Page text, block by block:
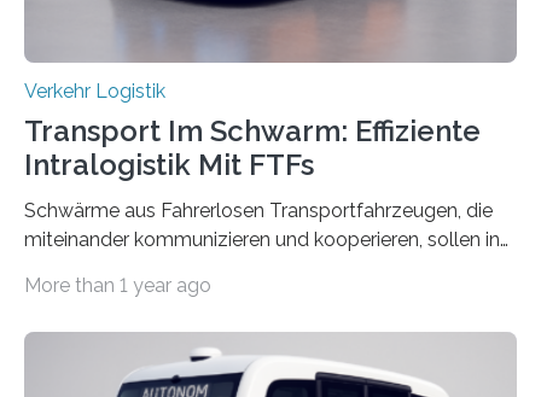
Verkehr Logistik
Transport Im Schwarm: Effiziente
Intralogistik Mit FTFs
Schwärme aus Fahrerlosen Transportfahrzeugen, die
miteinander kommunizieren und kooperieren, sollen in
An dieser innovativen Idee arbeiten Forschende aus
das Fraunhofer Institut für Integrierte Schaltungen IIS
die kommunikationstechnische Umsetzung erforscht,
More than 1 year ago